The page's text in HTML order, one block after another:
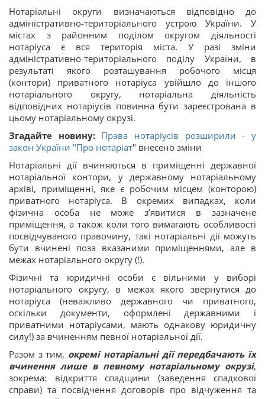
Нотаріальні округи визначаються відповідно до
адміністративно-територіального устрою України. У
містах з районним поділом округом діяльності
нотаріуса є вся територія міста. У разі зміни
адміністративно-територіального поділу України, в
результаті якого розташування робочого місця
(контори) приватного нотаріуса увійшло до іншого
нотаріального округу, нотаріальна діяльність
відповідних нотаріусів повинна бути зареєстрована в
цьому нотаріальному окрузі.
Згадайте новину: Права нотаріусів розширили - у
закон України "Про нотаріат" внесено зміни
Нотаріальні дії вчиняються в приміщенні державної
нотаріальної контори, у державному нотаріальному
архіві, приміщенні, яке є робочим місцем (конторою)
приватного нотаріуса. В окремих випадках, коли
фізична особа не може з’явитися в зазначене
приміщення, а також коли того вимагають особливості
посвідчуваного правочину, такі нотаріальні дії можуть
бути вчинені поза вказаними приміщеннями, але в
межах нотаріального округу (!).
Фізичні та юридичні особи є вільними у виборі
нотаріального округу, в межах якого звернутися до
нотаріуса (неважливо державного чи приватного,
оскільки документи, оформлені державними і
приватними нотаріусами, мають однакову юридичну
силу!) за вчиненням певної нотаріальної дії.
Разом з тим, окремі нотаріальні дії передбачають їх
вчинення лише в певному нотаріальному окрузі,
зокрема: відкриття спадщини (заведення спадкової
справи) та посвідчення договорів про відчуження та